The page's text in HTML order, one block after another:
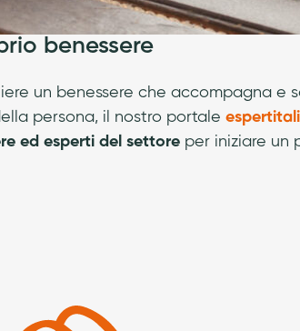
benessere
un benessere che accompagna e
persona, il nostro portale
ed esperti del settore per iniziare un